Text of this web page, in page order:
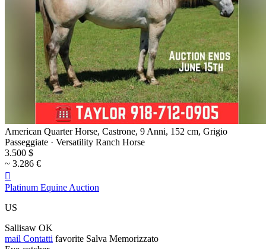
American Quarter Horse, Castrone, 9 Anni, 152 cm, Grigio
Passeggiate · Versatility Ranch Horse
3.500 $
~ 3.286 €

Platinum Equine Auction
US
Sallisaw OK
mail Contatti favorite Salva Memorizzato